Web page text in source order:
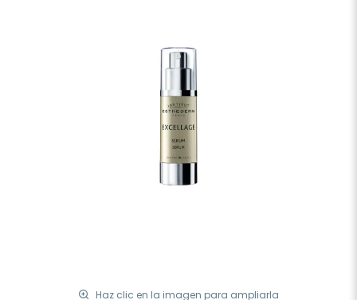
Haz clic en la imagen para ampliarla